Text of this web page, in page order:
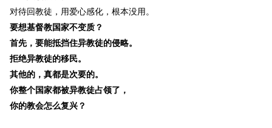
对待回教徒，用爱心感化，根本没用。
要想基督教国家不变质？
首先，要能抵挡住异教徒的侵略。
拒绝异教徒的移民。
其他的，真都是次要的。
你整个国家都被异教徒占领了，
你的教会怎么复兴？